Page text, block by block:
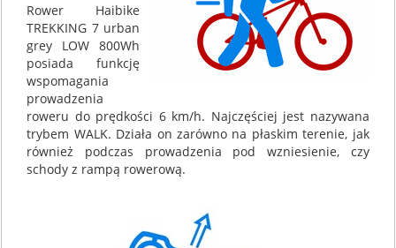
Rower Haibike
TREKKING 7 urban
grey LOW 800Wh
posiada funkcję
wspomagania
prowadzenia
roweru do prędkości 6 km/h. Najczęściej jest nazywana
trybem WALK. Działa on zarówno na płaskim terenie, jak
również podczas prowadzenia pod wzniesienie, czy
schody z rampą rowerową.